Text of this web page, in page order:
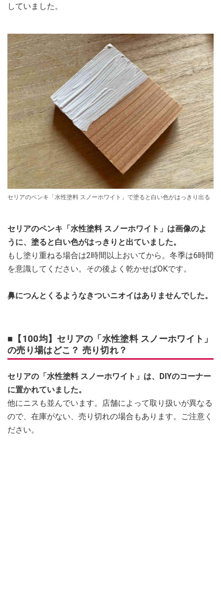
していました。
セリアのペンキ「水性塗料 スノーホワイト」で塗ると白い色がはっきり出る
セリアのペンキ「水性塗料 スノーホワイト」は画像のよ
うに、塗ると白い色がはっきりと出ていました。
もし塗り重ねる場合は2時間以上おいてから。冬季は6時間
を意識してください。その後よく乾かせばOKです。
鼻につんとくるようなきついニオイはありませんでした。
■【100均】セリアの「水性塗料 スノーホワイト」
の売り場はどこ？ 売り切れ？
セリアの「水性塗料 スノーホワイト」は、DIYのコーナー
に置かれていました。
他にニスも並んでいます。店舗によって取り扱いが異なる
ので、在庫がない、売り切れの場合もあります。ご注意く
ださい。